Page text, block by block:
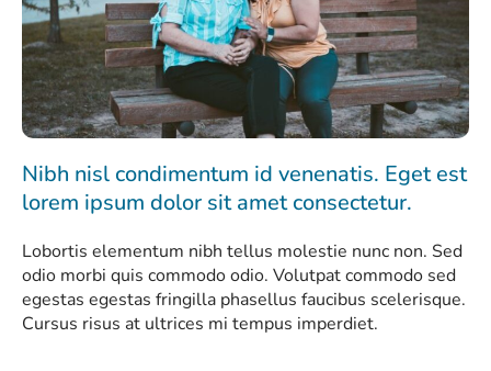
Nibh nisl condimentum id venenatis. Eget est
lorem ipsum dolor sit amet consectetur.
Lobortis elementum nibh tellus molestie nunc non. Sed
odio morbi quis commodo odio. Volutpat commodo sed
egestas egestas fringilla phasellus faucibus scelerisque.
Cursus risus at ultrices mi tempus imperdiet.